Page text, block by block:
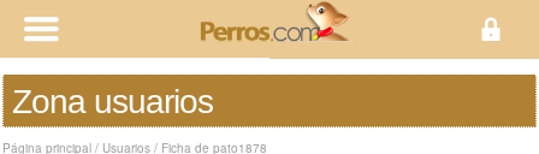
Zona usuarios
Página principal / Usuarios / Ficha de pato1878